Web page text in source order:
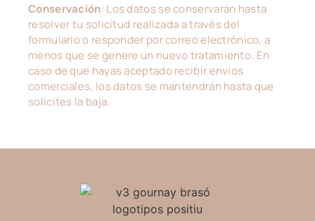
Conservación: Los datos se conservarán hasta
resolver tu solicitud realizada a través del
formulario o responder por correo electrónico, a
menos que se genere un nuevo tratamiento. En
caso de que hayas aceptado recibir envíos
comerciales, los datos se mantendrán hasta que
solicites la baja.